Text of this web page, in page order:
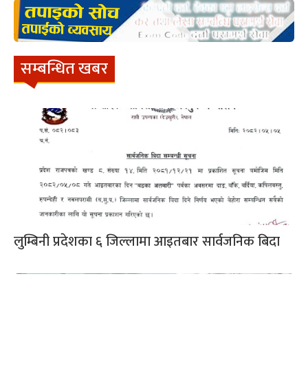
सम्बन्धित खबर
लुम्बिनी प्रदेशका ६ जिल्लामा आइतबार सार्वजनिक बिदा